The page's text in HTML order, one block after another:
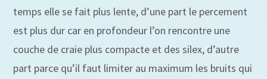
temps elle se fait plus lente, d’une part le percement
est plus dur car en profondeur l’on rencontre une
couche de craie plus compacte et des silex, d’autre
part parce qu’il faut limiter au maximum les bruits qui